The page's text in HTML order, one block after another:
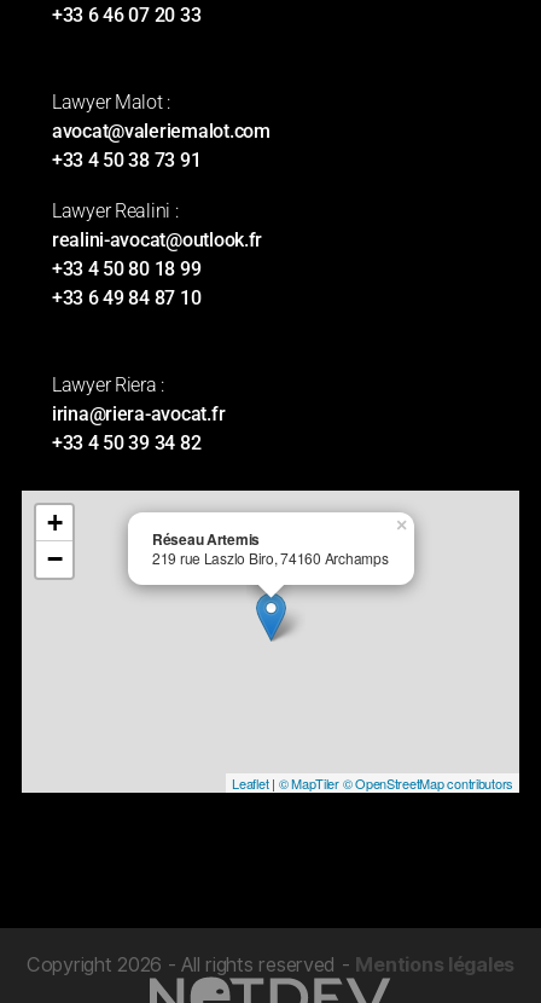
Réseau Artemis
219 rue Laszlo Biro, 74160 Archamps
×
+
−
Leaflet| © MapTiler© OpenStreetMap contributors
+33 6 46 07 20 33
Lawyer Malot :
avocat@valeriemalot.com
+33 4 50 38 73 91
Lawyer Realini :
realini-avocat@outlook.fr
+33 4 50 80 18 99
+33 6 49 84 87 10
Lawyer Riera :
irina@riera-avocat.fr
+33 4 50 39 34 82
Copyright 2026 - All rights reserved - Mentions légales